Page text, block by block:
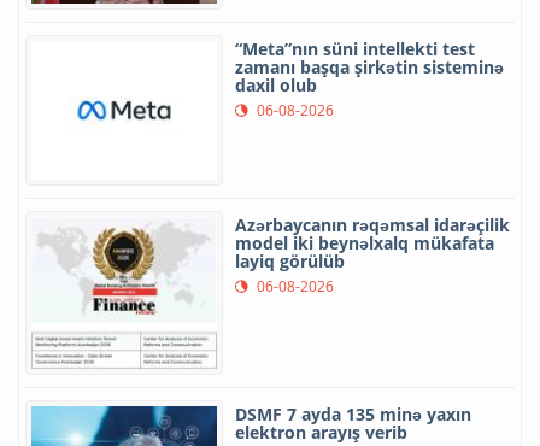
“Meta”nın süni intellekti test
zamanı başqa şirkətin sisteminə
daxil olub
06-08-2026
Azərbaycanın rəqəmsal idarəçilik
model iki beynəlxalq mükafata
layiq görülüb
06-08-2026
DSMF 7 ayda 135 minə yaxın
elektron arayış verib